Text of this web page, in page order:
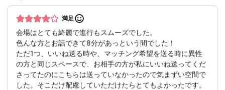
満足
会場はとても綺麗で進行もスムーズでした。
色んな方とお話できて8分があっという間でした！
ただ1つ、いいね送る時や、マッチング希望を送る時に異性
の方と同じスペースで、お相手の方が私にいいね送ってくだ
さってたのにこちらは送っていなかったので気まずい空間で
した。そこだけ配慮していただけたらとてもよかったです。